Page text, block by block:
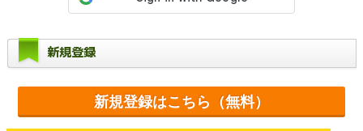
新規登録
新規登録はこちら（無料）